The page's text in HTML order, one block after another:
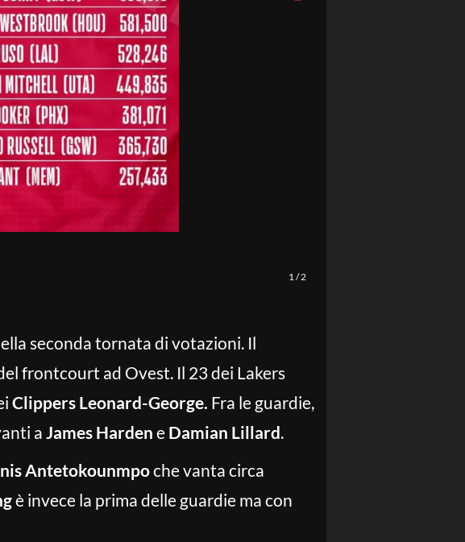
1/2
seconda tornata di votazioni. Il
frontcourt ad Ovest. Il 23 dei Lakers
Clippers Leonard-George. Fra le guardie,
aJames Harden e Damian Lillard.
Antetokounmpoche vanta circa
è invece la prima delle guardie ma con